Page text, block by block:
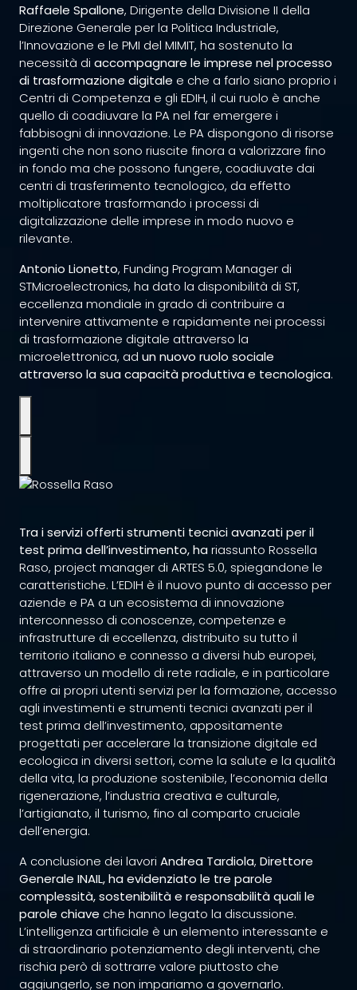
Raffaele Spallone, Dirigente della Divisione II della
Direzione Generale per la Politica Industriale,
l’Innovazione e le PMI del MIMIT, ha sostenuto la
necessità di accompagnare le imprese nel processo
di trasformazione digitale e che a farlo siano proprio i
Centri di Competenza e gli EDIH, il cui ruolo è anche
quello di coadiuvare la PA nel far emergere i
fabbisogni di innovazione. Le PA dispongono di risorse
ingenti che non sono riuscite finora a valorizzare fino
in fondo ma che possono fungere, coadiuvate dai
centri di trasferimento tecnologico, da effetto
moltiplicatore trasformando i processi di
digitalizzazione delle imprese in modo nuovo e
rilevante.
Antonio Lionetto, Funding Program Manager di
STMicroelectronics, ha dato la disponibilità di ST,
eccellenza mondiale in grado di contribuire a
intervenire attivamente e rapidamente nei processi
di trasformazione digitale attraverso la
microelettronica, ad un nuovo ruolo sociale
attraverso la sua capacità produttiva e tecnologica.
Tra i servizi offerti strumenti tecnici avanzati per il
test prima dell’investimento, ha riassunto Rossella
Raso, project manager di ARTES 5.0, spiegandone le
caratteristiche. L’EDIH è il nuovo punto di accesso per
aziende e PA a un ecosistema di innovazione
interconnesso di conoscenze, competenze e
infrastrutture di eccellenza, distribuito su tutto il
territorio italiano e connesso a diversi hub europei,
attraverso un modello di rete radiale, e in particolare
offre ai propri utenti servizi per la formazione, accesso
agli investimenti e strumenti tecnici avanzati per il
test prima dell’investimento, appositamente
progettati per accelerare la transizione digitale ed
ecologica in diversi settori, come la salute e la qualità
della vita, la produzione sostenibile, l’economia della
rigenerazione, l’industria creativa e culturale,
l’artigianato, il turismo, fino al comparto cruciale
dell’energia.
A conclusione dei lavori Andrea Tardiola, Direttore
Generale INAIL, ha evidenziato le tre parole
complessità, sostenibilità e responsabilità quali le
parole chiave che hanno legato la discussione.
L’intelligenza artificiale è un elemento interessante e
di straordinario potenziamento degli interventi, che
rischia però di sottrarre valore piuttosto che
aggiungerlo, se non impariamo a governarlo.